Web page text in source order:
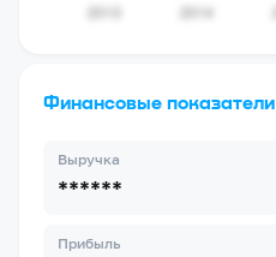
Финансовые показатели
Выручка
******
Прибыль